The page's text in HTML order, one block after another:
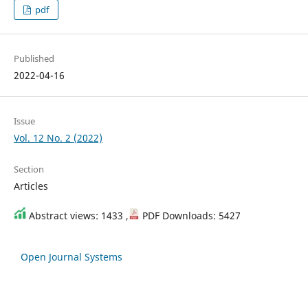
pdf
Published
2022-04-16
Issue
Vol. 12 No. 2 (2022)
Section
Articles
Abstract views: 1433 , PDF Downloads: 5427
Open Journal Systems